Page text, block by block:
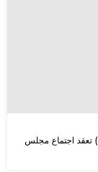
بيت جالا لصناعة الأدوية (BJP) تعقد اجتماع مجلس